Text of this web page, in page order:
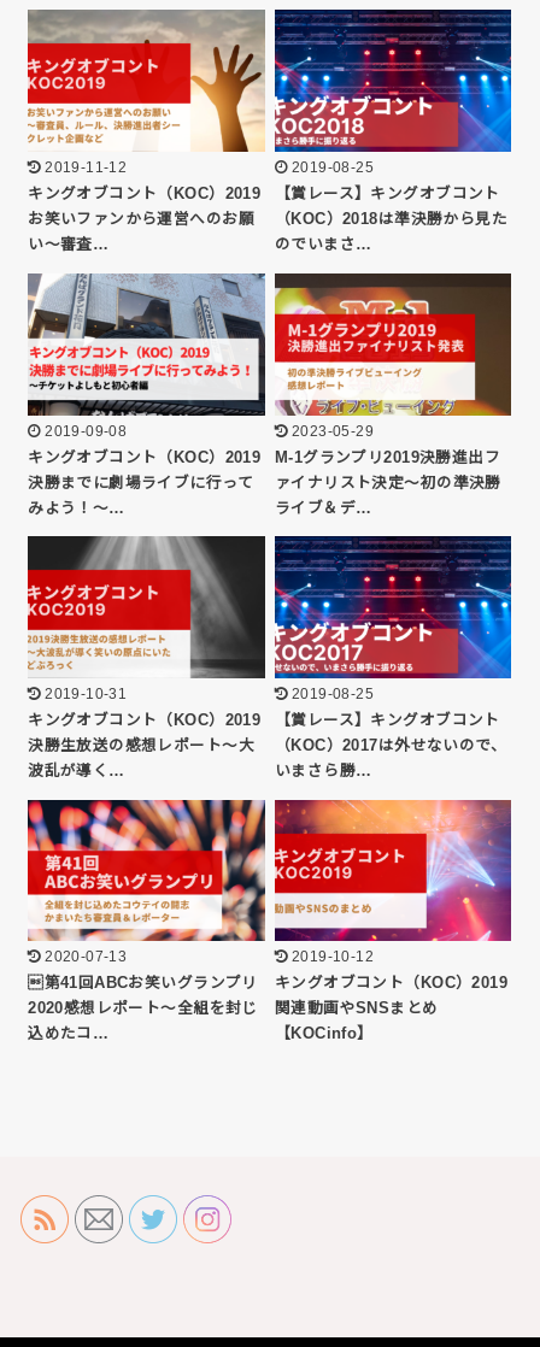
2019-11-12
キングオブコント（KOC）2019
お笑いファンから運営へのお願
い〜審査…
2019-08-25
【賞レース】キングオブコント
（KOC）2018は準決勝から見た
のでいまさ…
2019-09-08
キングオブコント（KOC）2019
決勝までに劇場ライブに行って
みよう！〜…
2023-05-29
M-1グランプリ2019決勝進出フ
ァイナリスト決定〜初の準決勝
ライブ＆デ…
2019-10-31
キングオブコント（KOC）2019
決勝生放送の感想レポート〜大
波乱が導く…
2019-08-25
【賞レース】キングオブコント
（KOC）2017は外せないので、
いまさら勝…
2020-07-13
第41回ABCお笑いグランプリ
2020感想レポート〜全組を封じ
込めたコ…
2019-10-12
キングオブコント（KOC）2019
関連動画やSNSまとめ
【KOCinfo】